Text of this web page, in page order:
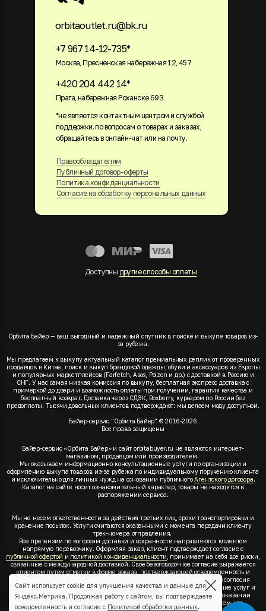
+7 967 14-12-735*
Москва, Пресненская набережная 12, 457
+420 204 442 14*
Прага, набережная Роханске 693
orbitaoutlet.ru@bk.ru
Правообладателям
Публичный договор-оферты
Политика конфиденциальности
Согласие на обработку персональных данных
Доступны другие способы оплаты
*не является контактным центром и службой
поддержки. по вопросам о товарах и заказах,
обращайтесь в онлайн-чат или на почту.
Орбита Байер — ваш выгодный и надёжный спутник в поиске и выкупе товаров из-
за рубежа.
Мы предлагаем к выкупу актуальный каталог премиальных реплик от проверенных
продавцов в Китае, поиск и выкуп брендовой одежды, обуви и аксессуаров из Европы
и популярных маркетплейсов (Farfetch, Asos, Poizon и др.) с доставкой в Россию и
СНГ. У нас самая низкая комиссия по выкупу, бесплатная экспресс доставка с
примеркой до двери и возможность оплаты при получении, гарантия качества и
бесплатный возврат. Доставка через СДЭК, Boxberry, курьером по России без
предоплаты. Тысячи довольных клиентов подтверждают: мы делаем моду доступной.
Байер-сервис "Орбита Байер" © 2016-2026
Все права защищены
Байер-сервис «Орбита Байер» и сайт orbitabuyer.ru не являются интернет-
магазином, продавцом или производителем.
Мы оказываем информационно-консультационные услуги по организации и
оформлению выкупа товаров из-за рубежа по индивидуальному поручению клиента
и исключительно для личных нужд на основании публичногоАгентского договора.
Каталог на сайте носит ознакомительный характер, товары не находятся в
распоряжении сервиса.
Мы не несем ответственности за действия третьих лиц, сроки транспортировки и
хранение посылок. Услуги считаются оказанными с момента передачи клиенту
трек-номера отправления.
Все претензии по вопросам доставки и сохранности направляются клиентом
напрямую перевозчику. Оформляя заказ, клиент подтверждает согласие с
публичной офертой и политикой конфиденциальности, принимает на себя все риски,
связанные с международной доставкой. Свое безоговорочное согласие выражается
клиентом путем отметки в форме заказа, подтверждающей осведомленность и
согласие клиента со всеми предлагаемыми сервисом условиями. Без согласия
клиента спубличной офертой иполитикой конфиденциальностиоказание услуг и
оформление заказа невозможно. Заключая акцепт условий оферты об оказании
услуг, клиент понимает, заверяет, подтверждает и соглашается с тем, что
Сайт использует cookie для улучшения качества и данные для
Яндекс.Метрика. Продолжая работу с сайтом, вы подтверждаете
осведомленность и согласие с Политикой обработки данных.